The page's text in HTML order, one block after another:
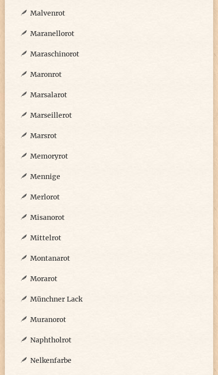
Malvenrot
Maranellorot
Maraschinorot
Maronrot
Marsalarot
Marseillerot
Marsrot
Memoryrot
Mennige
Merlorot
Misanorot
Mittelrot
Montanarot
Morarot
Münchner Lack
Muranorot
Naphtholrot
Nelkenfarbe